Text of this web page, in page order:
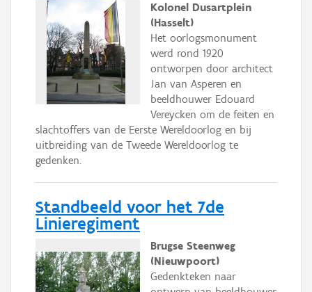
Kolonel Dusartplein
(Hasselt)
Het oorlogsmonument
werd rond 1920
ontworpen door architect
Jan van Asperen en
beeldhouwer Edouard
Vereycken om de feiten en
slachtoffers van de Eerste Wereldoorlog en bij
uitbreiding van de Tweede Wereldoorlog te
gedenken.
Standbeeld voor het 7de
Linieregiment
Brugse Steenweg
(Nieuwpoort)
Gedenkteken naar